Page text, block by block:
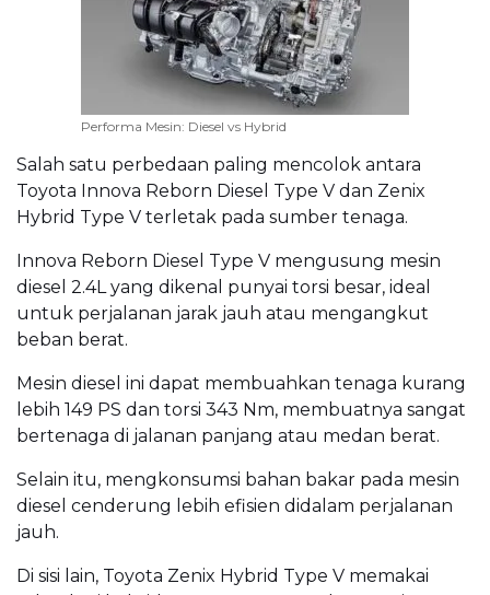
Performa Mesin: Diesel vs Hybrid
Salah satu perbedaan paling mencolok antara
Toyota Innova Reborn Diesel Type V dan Zenix
Hybrid Type V terletak pada sumber tenaga.
Innova Reborn Diesel Type V mengusung mesin
diesel 2.4L yang dikenal punyai torsi besar, ideal
untuk perjalanan jarak jauh atau mengangkut
beban berat.
Mesin diesel ini dapat membuahkan tenaga kurang
lebih 149 PS dan torsi 343 Nm, membuatnya sangat
bertenaga di jalanan panjang atau medan berat.
Selain itu, mengkonsumsi bahan bakar pada mesin
diesel cenderung lebih efisien didalam perjalanan
jauh.
Di sisi lain, Toyota Zenix Hybrid Type V memakai